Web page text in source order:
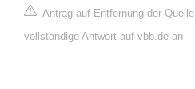
Antrag auf Entfernung der Quelle
vollständige Antwort auf vbb.de an